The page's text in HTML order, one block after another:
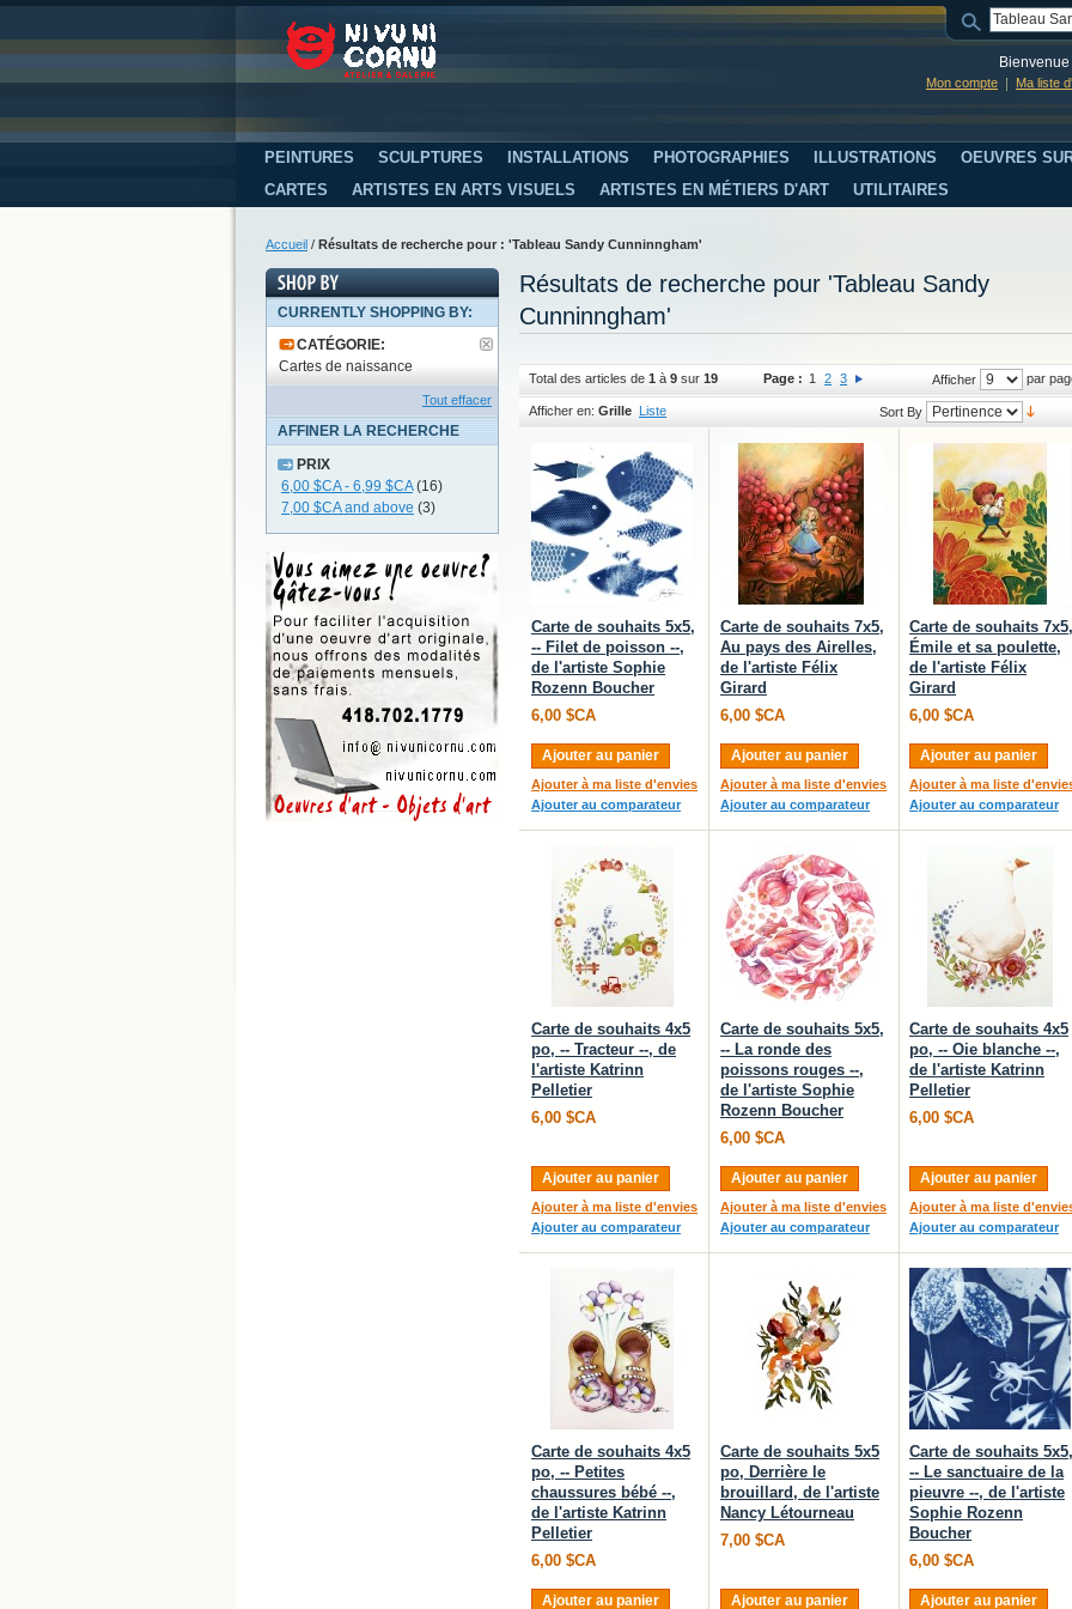
Mon compte Ma liste
PEINTURES SCULPTURES INSTALLATIONS PHOTOGRAPHIES ILLUSTRATIONS
OEUVRES
CARTES
ARTISTES EN ARTS VISUELS ARTISTES EN MÉTIERS D'ART UTILITAIRES
Accueil / Résultats de recherche pour : 'Tableau Sandy Cunninngham'
Résultats de recherche pour 'Tableau Sandy
Cunninngham'
Total des articles de 1 à 9 sur 19 Afficher par
Page : 1 2 3
Afficher en: Grille Liste Sort By
Carte de souhaits 5x5,
-- Filet de poisson --,
de l'artiste Sophie
Rozenn Boucher
6,00 $CA
Ajouter au panier
Ajouter à ma liste d'envies
Ajouter au comparateur
Carte de souhaits 7x5,
Au pays des Airelles,
de l'artiste Félix
Girard
6,00 $CA
Ajouter au panier
Ajouter à ma liste d'envies
Ajouter au comparateur
Carte de souhaits 7x5,
Émile et sa poulette,
de l'artiste Félix
Girard
6,00 $CA
Ajouter au panier
Ajouter à ma liste
Ajouter au comparateur
Carte de souhaits 4x5
po, -- Tracteur --, de
l'artiste Katrinn
Pelletier
6,00 $CA
Ajouter au panier
Ajouter à ma liste d'envies
Ajouter au comparateur
Carte de souhaits 5x5,
-- La ronde des
poissons rouges --,
de l'artiste Sophie
Rozenn Boucher
6,00 $CA
Ajouter au panier
Ajouter à ma liste d'envies
Ajouter au comparateur
Carte de souhaits 4x5
po, -- Oie blanche --,
de l'artiste Katrinn
Pelletier
6,00 $CA
Ajouter au panier
Ajouter à ma liste
Ajouter au comparateur
Carte de souhaits 4x5
po, -- Petites
chaussures bébé --,
de l'artiste Katrinn
Pelletier
6,00 $CA
Ajouter au panier
Carte de souhaits 5x5
po, Derrière le
brouillard, de l'artiste
Nancy Létourneau
7,00 $CA
Ajouter au panier
Carte de souhaits 5x5,
-- Le sanctuaire de la
pieuvre --, de l'artiste
Sophie Rozenn
Boucher
6,00 $CA
Ajouter au panier
CURRENTLY SHOPPING BY:
CATÉGORIE:
Cartes de naissance
Tout effacer
AFFINER LA RECHERCHE
PRIX
6,00 $CA- 6,99 $CA(16)
7,00 $CAand above (3)